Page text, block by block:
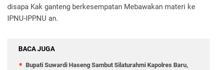
disapa Kak ganteng berkesempatan Mebawakan materi ke
IPNU-IPPNU an.
BACA JUGA
Bupati Suwardi Haseng Sambut Silaturahmi Kapolres Baru,